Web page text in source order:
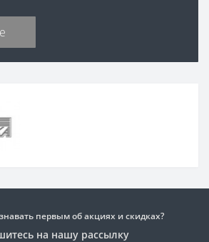
первым об акциях и скидках?
на нашу рассылку